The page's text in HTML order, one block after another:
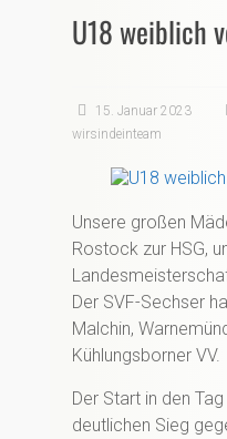
U18 weiblich
15. Januar 2023
wirsindeinteam
Unsere großen
Rostock zur HSG,
Der SVF-Sechser
Malchin,
Kühlungsborner VV.
Der Start in den
deutlichen Sieg